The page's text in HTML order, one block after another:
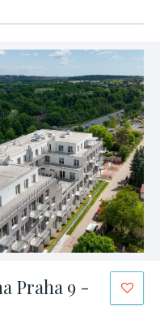
Praha 9 -